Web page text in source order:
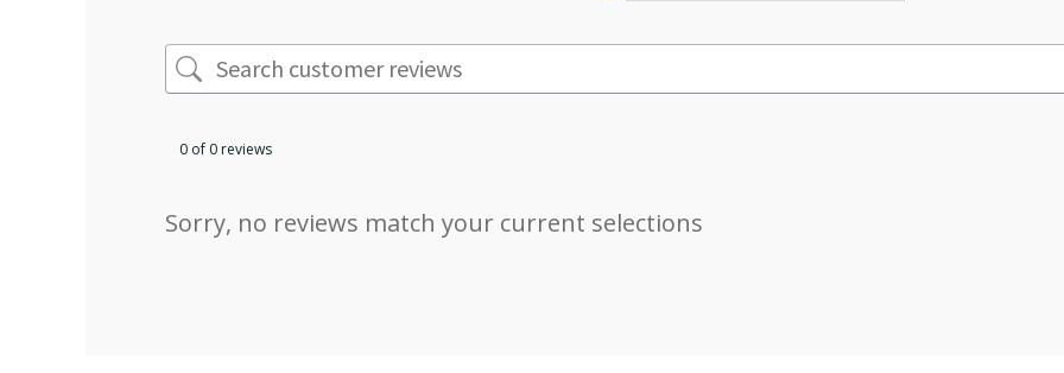
0 of 0 reviews
Sorry, no reviews match your current selections